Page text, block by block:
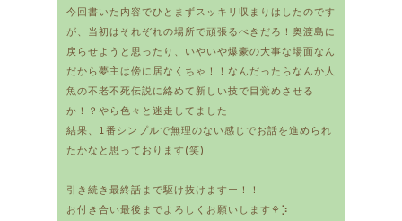
今回書いた内容でひとまずスッキリ収まりはしたのです
が、当初はそれぞれの場所で頑張るべきだろ！奥渡島に
戻らせようと思ったり、いやいや爆豪の大事な場面なん
だから夢主は傍に居なくちゃ！！なんだったらなんか人
魚の不老不死伝説に絡めて新しい技で目覚めさせる
か！？やら色々と迷走してました
結果、1番シンプルで無理のない感じでお話を進められ
たかなと思っております(笑)
引き続き最終話まで駆け抜けますー！！
お付き合い最後までよろしくお願いします‎⚘⡱